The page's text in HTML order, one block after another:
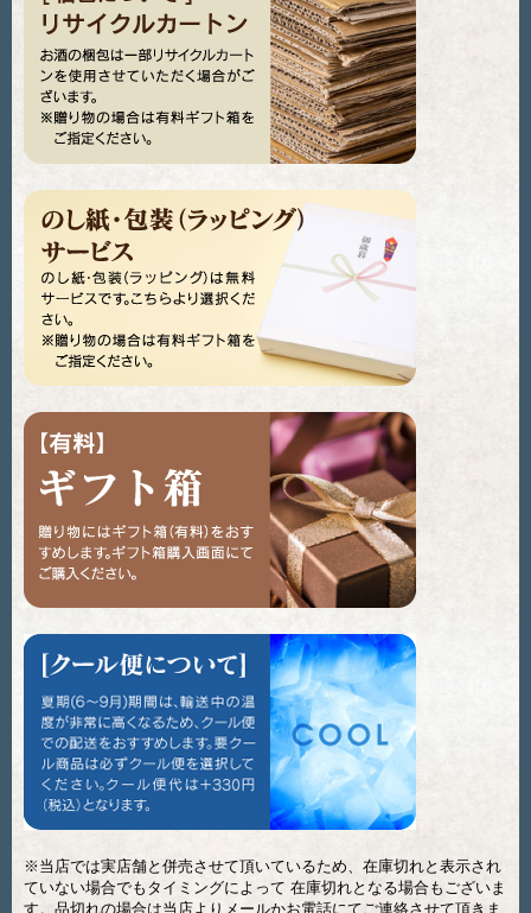
※当店では実店舗と併売させて頂いているため、在庫切れと表示され
ていない場合でもタイミングによって 在庫切れとなる場合もございま
す。品切れの場合は当店よりメールかお電話にてご連絡させて頂きま